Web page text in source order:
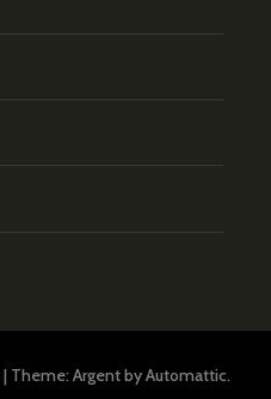
| Theme: Argent byAutomattic.